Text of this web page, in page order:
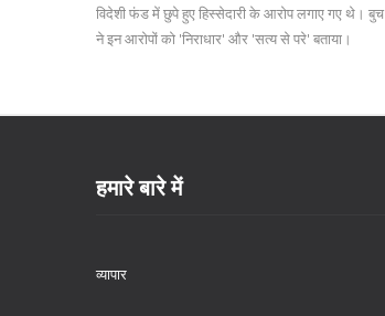
विदेशी फंड में छुपे हुए हिस्सेदारी के आरोप लगाए गए थे। बुच
ने इन आरोपों को 'निराधार' और 'सत्य से परे' बताया।
हमारे बारे में
व्यापार